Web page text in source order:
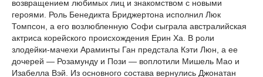
возвращением любимых лиц и знакомством с новыми
героями. Роль Бенедикта Бриджертона исполнил Люк
Томпсон, а его возлюбленную Софи сыграла австралийская
актриса корейского происхождения Ерин Ха. В роли
злодейки-мачехи Араминты Ган предстала Кэти Люн, а ее
дочерей — Розамунду и Пози — воплотили Мишель Мао и
Изабелла Вэй. Из основного состава вернулись Джонатан